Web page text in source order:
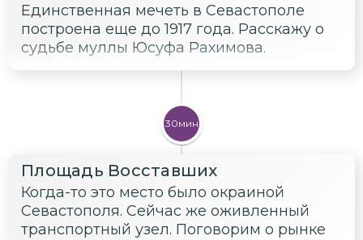
Единственная мечеть в Севастополе
построена еще до 1917 года. Расскажу о
судьбе муллы Юсуфа Рахимова.
30мин
Площадь Восставших
Когда-то это место было окраиной
Севастополя. Сейчас же оживленный
транспортный узел. Поговорим о рынке